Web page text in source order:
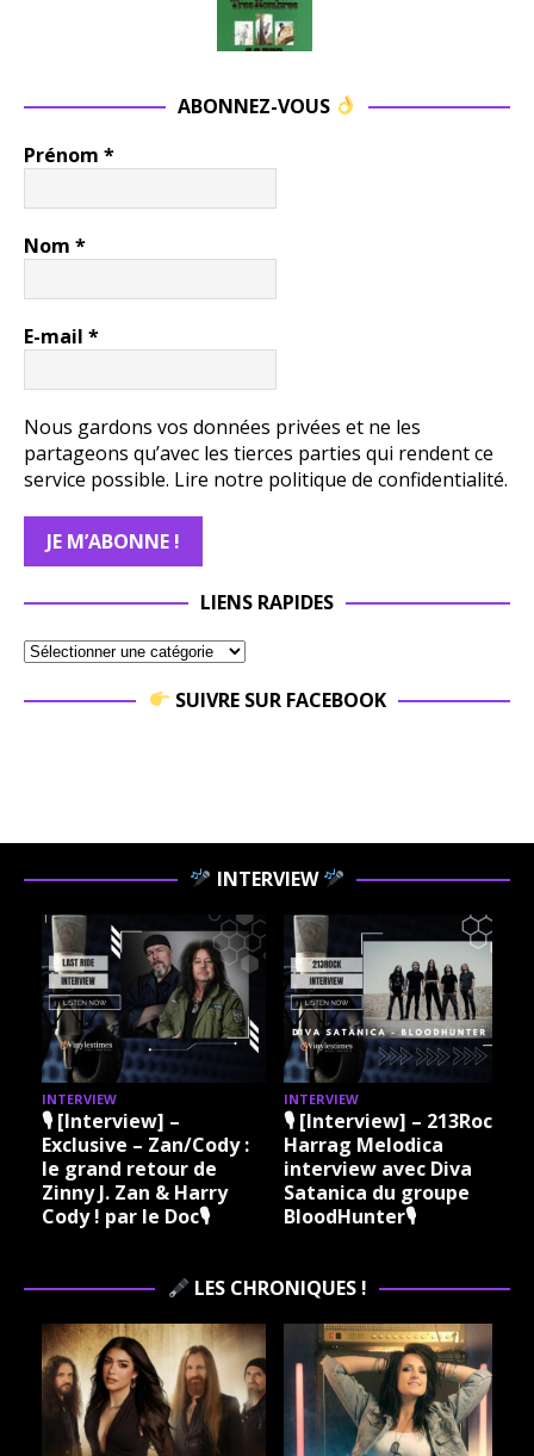
ABONNEZ-VOUS
Prénom *
Nom *
E-mail *
Nous gardons vos données privées et ne les
partageons qu’avec les tierces parties qui rendent ce
service possible. Lire notre politique de confidentialité.
LIENS RAPIDES
SUIVRE SUR FACEBOOK
INTERVIEW
INTERVIEW
🎙 [Interview] –
Exclusive – Zan/Cody :
le grand retour de
Zinny J. Zan & Harry
Cody ! par le Doc🎙
INTERVIEW
🎙 [Interview] – 213Rock
Harrag Melodica
interview avec Diva
Satanica du groupe
BloodHunter🎙
LES CHRONIQUES !